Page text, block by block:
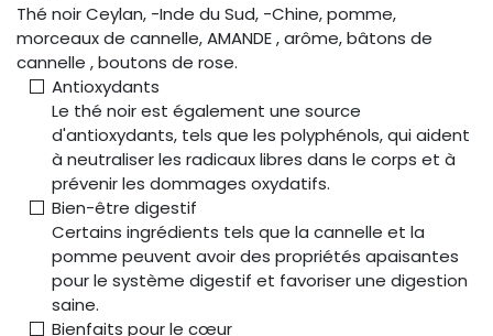
Thé noir Ceylan, -Inde du Sud, -Chine, pomme,
morceaux de cannelle, AMANDE , arôme, bâtons de
cannelle , boutons de rose.
Antioxydants
Le thé noir est également une source
d'antioxydants, tels que les polyphénols, qui aident
à neutraliser les radicaux libres dans le corps et à
prévenir les dommages oxydatifs.
Bien-être digestif
Certains ingrédients tels que la cannelle et la
pomme peuvent avoir des propriétés apaisantes
pour le système digestif et favoriser une digestion
saine.
Bienfaits pour le cœur